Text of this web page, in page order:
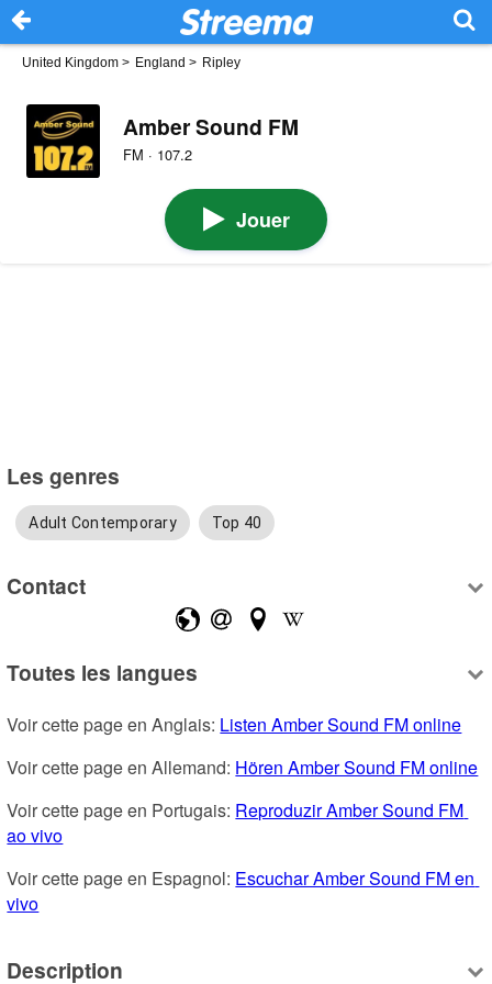
United Kingdom > England > Ripley
Amber Sound FM
FM · 107.2
Jouer
Les genres
Adult Contemporary Top 40
Contact
Toutes les langues
Voir cette page en Anglais: Listen Amber Sound FM online
Voir cette page en Allemand: Hören Amber Sound FM online
Voir cette page en Portugais: Reproduzir Amber Sound FM
ao vivo
Voir cette page en Espagnol: Escuchar Amber Sound FM en
vivo
Description